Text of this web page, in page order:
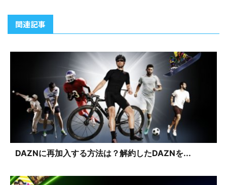
関連記事
DAZNに再加入する方法は？解約したDAZNを...